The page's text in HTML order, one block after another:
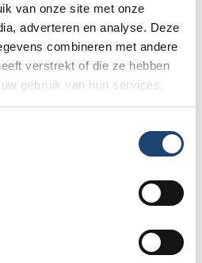
van onze site met onze
adverteren en analyse. Deze
combineren met andere
verstrekt of die ze hebben
gebruik van hun services.
jouw persoonsgegevens op te
zijn verwerkt en bewaard.
een e-mail naar
krijgt dan een duidelijk overzicht
(artikel 16 AVG)
Dan kan DutchGamblers dit
van gegevens